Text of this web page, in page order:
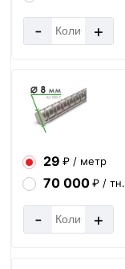
- +
29 ₽ / метр
70 000₽ / тн.
- +